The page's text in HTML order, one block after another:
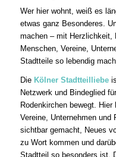
Wer hier wohnt, weiß es
etwas ganz Besonderes.
machen – mit Herzlichkeit,
Menschen, Vereine,
Stadtteile so lebendig
Die Kölner Stadtteilliebe
Netzwerk und Bindeglied
Rodenkirchen bewegt.
Vereine, Unternehmen und
sichtbar gemacht, Neues
zu Wort kommen und
Stadtteil so besonders ist.